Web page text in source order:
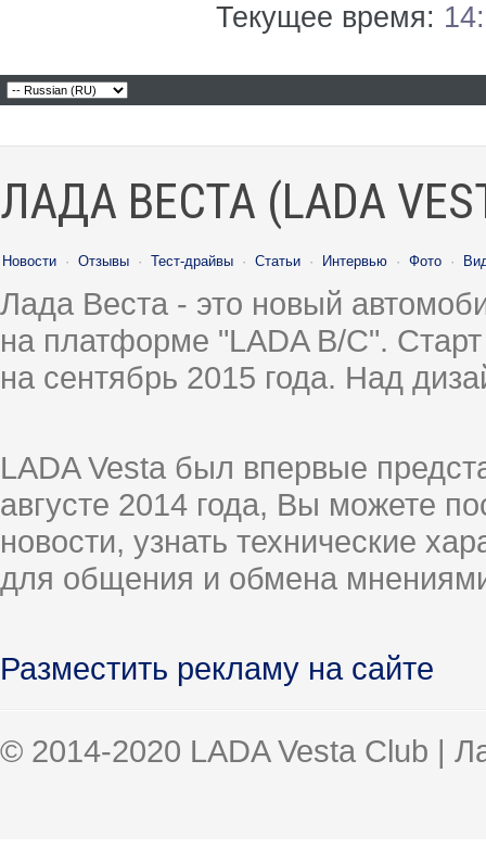
Текущее время:
ЛАДА ВЕСТА (LADA
Новости · Отзывы · Тест-драйвы · Статьи · Интервью · Фото ·
Лада Веста - это новый
на платформе "LADA B/C".
на сентябрь 2015 года. Над
LADA Vesta был впервые
августе 2014 года, Вы можете
новости, узнать технические
для общения и обмена
Разместить рекламу на сайте
© 2014-2020 LADA Vesta Club |